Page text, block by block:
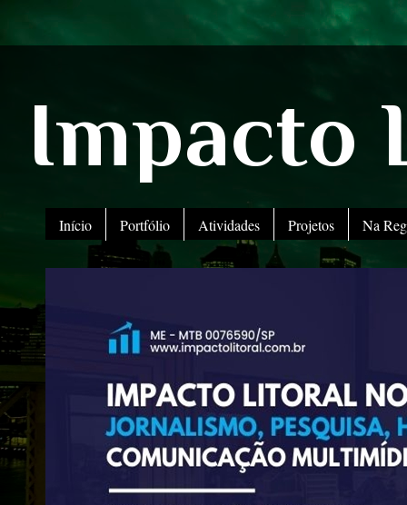
Impacto
Início Portfólio Atividades Projetos Na